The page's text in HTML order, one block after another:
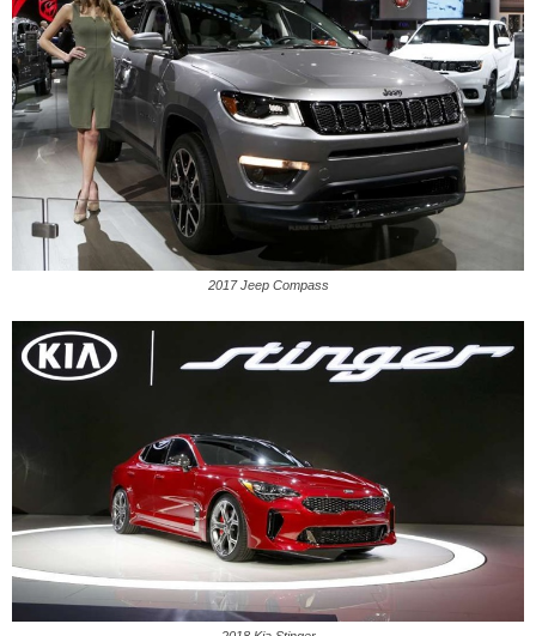
2017 Jeep Compass